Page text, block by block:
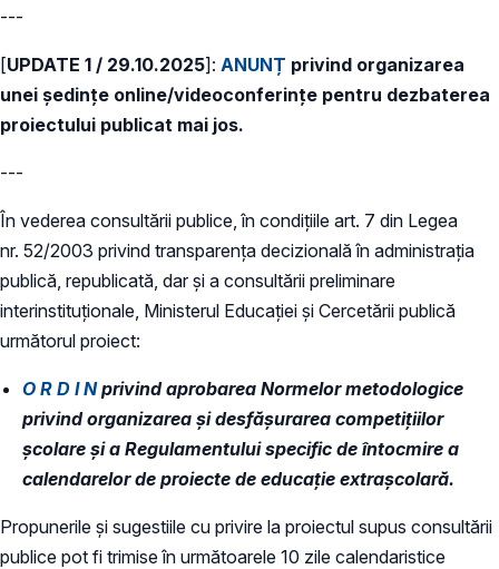
---
[UPDATE 1 / 29.10.2025]: ANUNȚ privind organizarea
unei ședințe online/videoconferințe pentru dezbaterea
proiectului publicat mai jos.
---
În vederea consultării publice, în condiţiile art. 7 din Legea
nr. 52/2003 privind transparenţa decizională în administraţia
publică, republicată, dar și a consultării preliminare
interinstituționale, Ministerul Educaţiei și Cercetării publică
următorul proiect:
O R D I Nprivind aprobarea Normelor metodologice
privind organizarea şi desfășurarea competițiilor
școlare și a Regulamentului specific de întocmire a
calendarelor de proiecte de educație extrașcolară.
Propunerile și sugestiile cu privire la proiectul supus consultării
publice pot fi trimise în următoarele 10 zile calendaristice